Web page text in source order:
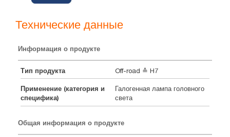
Технические данные
Информация о продукте
Тип продукта Off-road ≙ H7
Применение (категория и
специфика)
Галогенная лампа головного
света
Общая информация о продукте